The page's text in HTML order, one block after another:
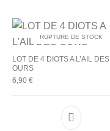
RUPTURE DE STOCK
LOT DE 4 DIOTS A L’AIL DES
OURS
6,90€